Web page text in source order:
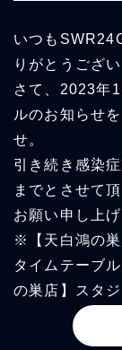
いつも
りがとうござい
さて、2023年
ルのお知らせ
せ。
引き続き感染
までとさせて
お願い申し上げ
※【天白鴻の
タイムテーブ
の巣店】スタ